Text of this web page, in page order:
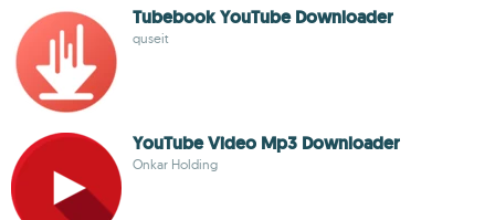
Tubebook YouTube Downloader
quseit
YouTube Video Mp3 Downloader
Onkar Holding